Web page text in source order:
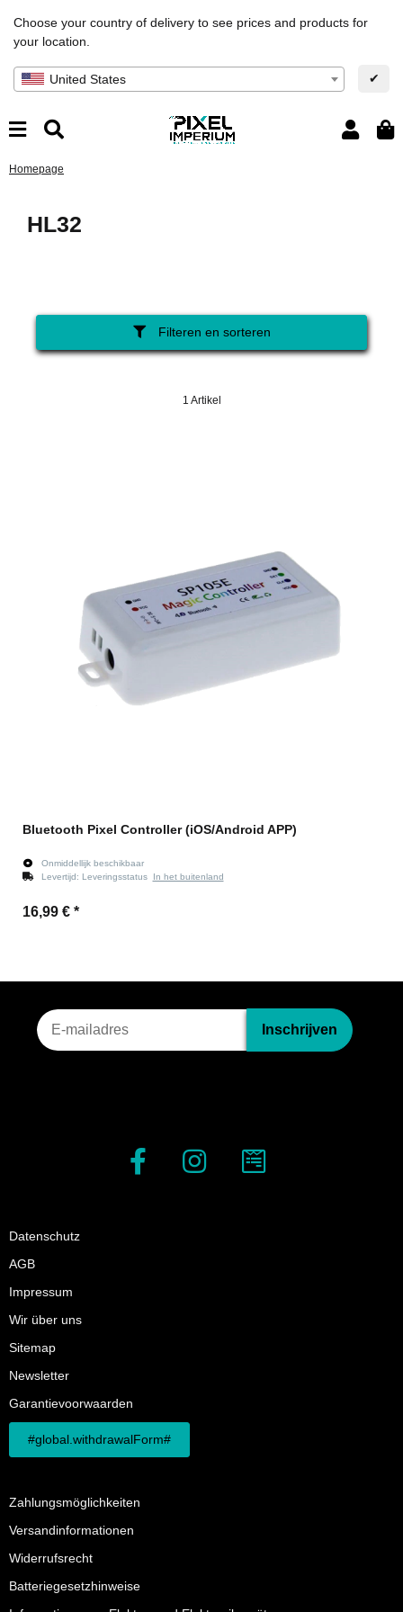
Choose your country of delivery to see prices and products for
your location.
United States ✔
Homepage
HL32
Filteren en sorteren
1 Artikel
Bluetooth Pixel Controller (iOS/Android APP)
Onmiddellijk beschikbaar
Levertijd: Leveringsstatus In het buitenland
16,99 € *
Nieuwsbriefinschrijving
Inschrijven
Datenschutz
AGB
Impressum
Wir über uns
Sitemap
Newsletter
Garantievoorwaarden
#global.withdrawalForm#
Zahlungsmöglichkeiten
Versandinformationen
Widerrufsrecht
Batteriegesetzhinweise